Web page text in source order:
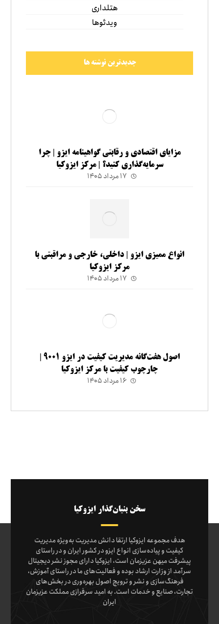
هتلداری
ویدئوها
جدیدترین نوشته ها
مزایای اقتصادی و رقابتی گواهینامه ایزو | چرا
سرمایه‌گذاری کنید؟ | مرکز ایزوکیا
۱۷ مرداد ۱۴۰۵
انواع ممیزی ایزو | داخلی، خارجی و مراقبتی با
مرکز ایزوکیا
۱۷ مرداد ۱۴۰۵
چارچوب کیفیت با مرکز ایزوکیا
۱۶ مرداد ۱۴۰۵
سخن بنیان‌گذار ایزوکیا
هدف مجموعه ایزوکیا ارتقا دانش مدیریت به‌ویژه مدیریت
کیفیت و پیاده‌سازی انواع ایزو در کشور ایران و در راستای
پیشرفت میهن عزیزمان است، ایزوکیا دارای مجوز نشر دیجیتال
سرآمد از وزارت ارشاد بوده و فعالیت‌های ما در راستای آموزش،
فرهنگ‌سازی و نشر و ترویج اصول بهره‌وری در بخش‌های
تجارت، صنایع و خدمات است. به امید سرفرازی مملکت عزیزمان
ایران